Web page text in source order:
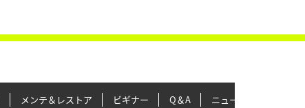
メンテ＆レストア ビギナー Q＆A ニュース＆トピックス